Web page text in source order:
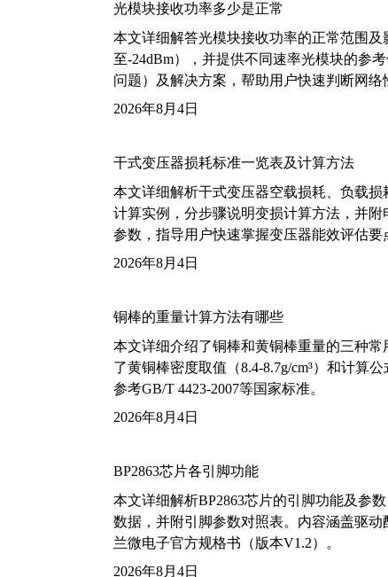
光模块接收功率多少是正常
本文详细解答光模块接收功率的正常范围
至-24dBm），并提供不同速率光模块的参
问题）及解决方案，帮助用户快速判断网络
2026年8月4日
干式变压器损耗标准一览表及计算方法
本文详细解析干式变压器空载损耗、负载损
计算实例，分步骤说明变损计算方法，并
参数，指导用户快速掌握变压器能效评估要
2026年8月4日
铜棒的重量计算方法有哪些
本文详细介绍了铜棒和黄铜棒重量的三种
了黄铜棒密度取值（8.4-8.7g/cm³）和计算
参考GB/T 4423-2007等国家标准。
2026年8月4日
BP2863芯片各引脚功能
本文详细解析BP2863芯片的引脚功能及参
数据，并附引脚参数对照表。内容涵盖驱
兰微电子官方规格书（版本V1.2）。
2026年8月4日